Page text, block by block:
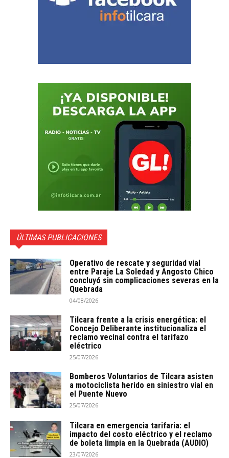
ÚLTIMAS PUBLICACIONES
Operativo de rescate y seguridad vial
entre Paraje La Soledad y Angosto Chico
concluyó sin complicaciones severas en la
Quebrada
04/08/2026
Tilcara frente a la crisis energética: el
Concejo Deliberante institucionaliza el
reclamo vecinal contra el tarifazo
eléctrico
25/07/2026
Bomberos Voluntarios de Tilcara asisten
a motociclista herido en siniestro vial en
el Puente Nuevo
25/07/2026
Tilcara en emergencia tarifaria: el
impacto del costo eléctrico y el reclamo
de boleta limpia en la Quebrada (AUDIO)
23/07/2026